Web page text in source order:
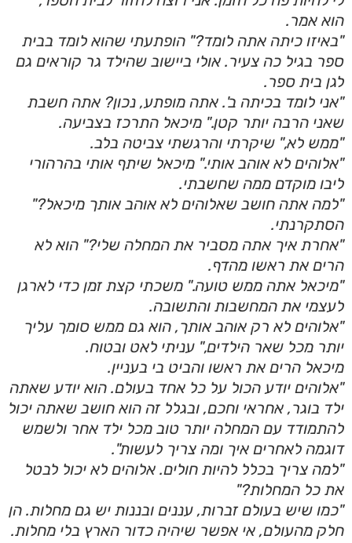
הוא אמר.
"באיזו כיתה אתה לומד?" הופתעתי שהוא לומד בבית
ספר בגיל כה צעיר. אולי ביישוב שהילד גר קוראים גם
לגן בית ספר.
"אני לומד בכיתה ב'. אתה מופתע, נכון? אתה חשבת
שאני הרבה יותר קטן." מיכאל התרכז בצביעה.
"ממש לא," שיקרתי והרגשתי צביטה בלב.
"אלוהים לא אוהב אותי." מיכאל שיתף אותי בהרהורי
ליבו מוקדם ממה שחשבתי.
"למה אתה חושב שאלוהים לא אוהב אותך מיכאל?"
הסתקרנתי.
"אחרת איך אתה מסביר את המחלה שלי?" הוא לא
הרים את ראשו מהדף.
"מיכאל אתה ממש טועה." משכתי קצת זמן כדי לארגן
לעצמי את המחשבות והתשובה.
"אלוהים לא רק אוהב אותך, הוא גם ממש סומך עליך
יותר מכל שאר הילדים," עניתי לאט ובטוח.
מיכאל הרים את ראשו והביט בי בעניין.
"אלוהים יודע הכול על כל אחד בעולם. הוא יודע שאתה
ילד בוגר, אחראי וחכם, ובגלל זה הוא חושב שאתה יכול
להתמודד עם המחלה יותר טוב מכל ילד אחר ולשמש
דוגמה לאחרים איך ומה צריך לעשות".
"למה צריך בכלל להיות חולים. אלוהים לא יכול לבטל
את כל המחלות?"
"כמו שיש בעולם זברות, עננים ובננות יש גם מחלות. הן
חלק מהעולם, אי אפשר שיהיה כדור הארץ בלי מחלות.